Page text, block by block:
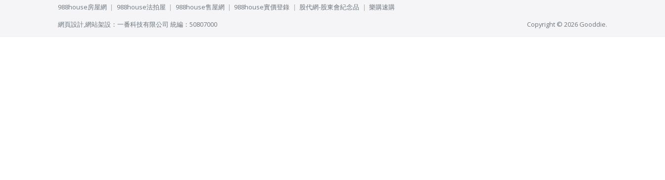
988house房屋網 988house法拍屋 988house售屋網 988house實價登錄 股代網-股東會紀念品
樂購速購
網頁設計,網站架設 ： 一番科技有限公司 統編：50807000 Copyright © 2026 Gooddie.